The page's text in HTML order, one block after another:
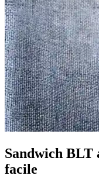
Sandwich BLT
facile